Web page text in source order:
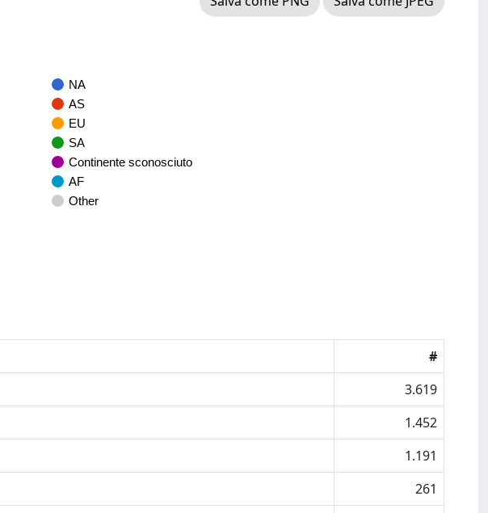
NA
AS
EU
SA
Continente sconosciuto
AF
Other
#
3.619
1.452
1.191
261